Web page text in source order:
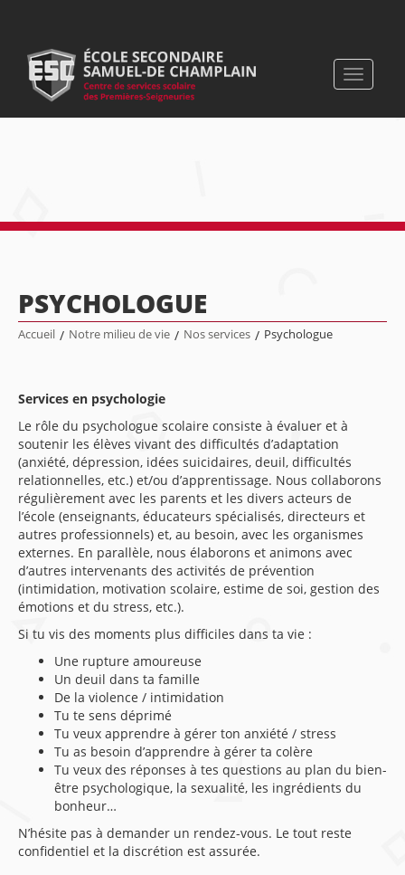
Toggle
PSYCHOLOGUE
Accueil / Notre milieu de vie / Nos services / Psychologue
Services en psychologie
Le rôle du psychologue scolaire consiste à évaluer et à
soutenir les élèves vivant des difficultés d’adaptation
(anxiété, dépression, idées suicidaires, deuil, difficultés
relationnelles, etc.) et/ou d’apprentissage. Nous collaborons
régulièrement avec les parents et les divers acteurs de
l’école (enseignants, éducateurs spécialisés, directeurs et
autres professionnels) et, au besoin, avec les organismes
externes. En parallèle, nous élaborons et animons avec
d’autres intervenants des activités de prévention
(intimidation, motivation scolaire, estime de soi, gestion des
émotions et du stress, etc.).
Si tu vis des moments plus difficiles dans ta vie :
Une rupture amoureuse
Un deuil dans ta famille
De la violence / intimidation
Tu te sens déprimé
Tu veux apprendre à gérer ton anxiété / stress
Tu as besoin d’apprendre à gérer ta colère
Tu veux des réponses à tes questions au plan du bien-
être psychologique, la sexualité, les ingrédients du
bonheur…
N’hésite pas à demander un rendez-vous. Le tout reste
confidentiel et la discrétion est assurée.